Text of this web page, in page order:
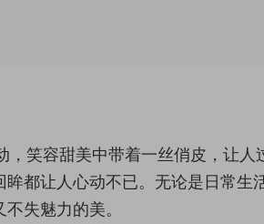
笑容甜美中带着一丝俏皮，让人
都让人心动不已。无论是日常生
失魅力的美。